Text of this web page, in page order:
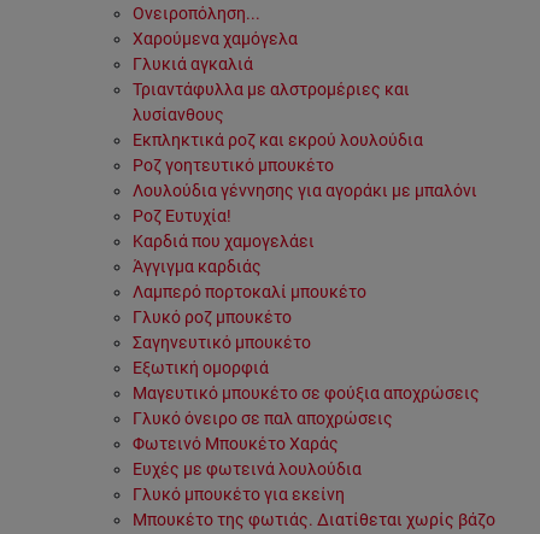
Ονειροπόληση...
Χαρούμενα χαμόγελα
Γλυκιά αγκαλιά
Τριαντάφυλλα με αλστρομέριες και
λυσίανθους
Εκπληκτικά ροζ και εκρού λουλούδια
Ροζ γοητευτικό μπουκέτο
Λουλούδια γέννησης για αγοράκι με μπαλόνι
Ροζ Ευτυχία!
Καρδιά που χαμογελάει
Άγγιγμα καρδιάς
Λαμπερό πορτοκαλί μπουκέτο
Γλυκό ροζ μπουκέτο
Σαγηνευτικό μπουκέτο
Εξωτική ομορφιά
Μαγευτικό μπουκέτο σε φούξια αποχρώσεις
Γλυκό όνειρο σε παλ αποχρώσεις
Φωτεινό Μπουκέτο Χαράς
Ευχές με φωτεινά λουλούδια
Γλυκό μπουκέτο για εκείνη
Μπουκέτο της φωτιάς. Διατίθεται χωρίς βάζο